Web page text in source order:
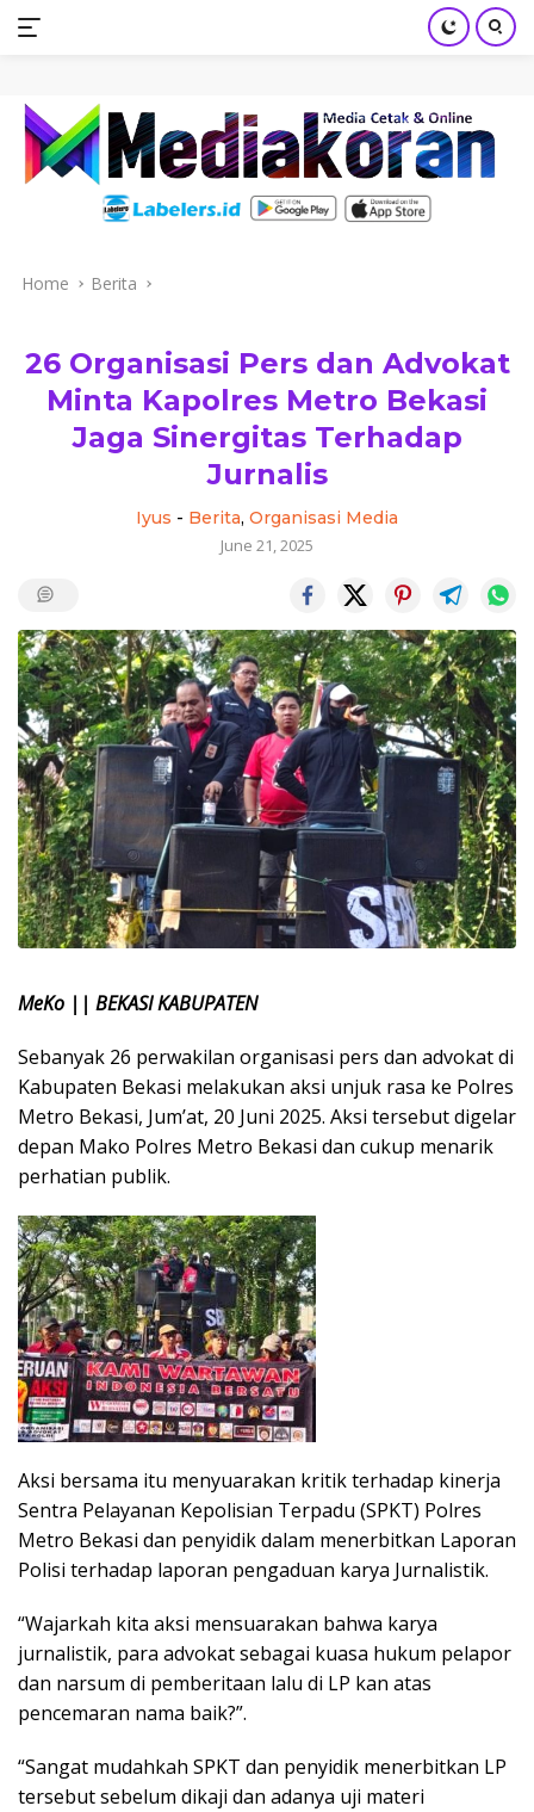
Skip
content
Home Berita
26 Organisasi Pers dan Advokat
Minta Kapolres Metro Bekasi
Jaga Sinergitas Terhadap
Jurnalis
Iyus - Berita, Organisasi Media
June 21, 2025
MeKo || BEKASI KABUPATEN
Sebanyak 26 perwakilan organisasi pers dan advokat di
Kabupaten Bekasi melakukan aksi unjuk rasa ke Polres
Metro Bekasi, Jum’at, 20 Juni 2025. Aksi tersebut digelar
depan Mako Polres Metro Bekasi dan cukup menarik
perhatian publik.
Aksi bersama itu menyuarakan kritik terhadap kinerja
Sentra Pelayanan Kepolisian Terpadu (SPKT) Polres
Metro Bekasi dan penyidik dalam menerbitkan Laporan
Polisi terhadap laporan pengaduan karya Jurnalistik.
“Wajarkah kita aksi mensuarakan bahwa karya
jurnalistik, para advokat sebagai kuasa hukum pelapor
dan narsum di pemberitaan lalu di LP kan atas
pencemaran nama baik?”.
“Sangat mudahkah SPKT dan penyidik menerbitkan LP
tersebut sebelum dikaji dan adanya uji materi